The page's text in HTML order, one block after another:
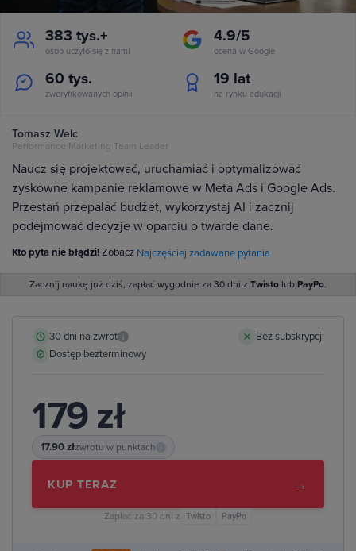
383 tys.+
osób uczyło się z nami
4.9/5
ocena w Google
60 tys.
zweryfikowanych opinii
19 lat
na rynku edukacji
Tomasz Welc
Performance Marketing Team Leader
Naucz się projektować, uruchamiać i optymalizować
zyskowne kampanie reklamowe w Meta Ads i Google Ads.
Przestań przepalać budżet, wykorzystaj AI i zacznij
podejmować decyzje w oparciu o twarde dane.
Kto pyta nie błądzi!Zobacz Najczęściej zadawane pytania
Zacznij naukę już dziś, zapłać wygodnie za 30 dni z Twisto lub PayPo.
30 dni na zwrot i
Bez subskrypcji
Dostęp bezterminowy
179 zł
17.90 złzwrotu w punktach
KUP TERAZ →
Zapłać za 30 dni z Twisto PayPo